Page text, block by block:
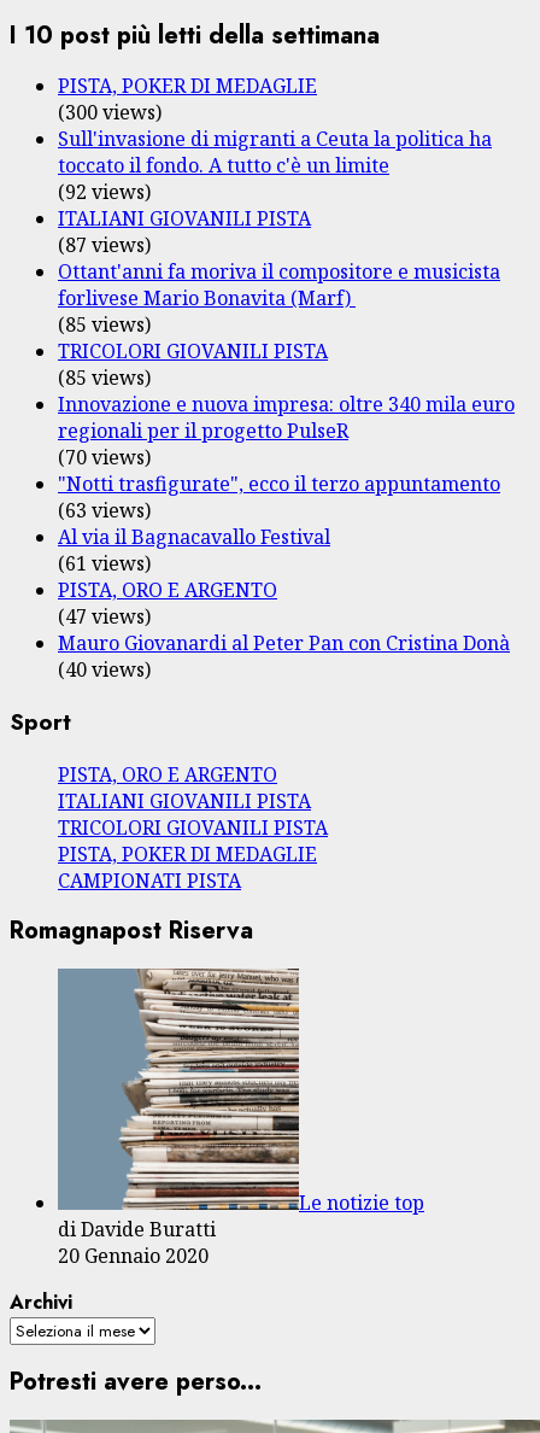
I 10 post più letti della settimana
PISTA, POKER DI MEDAGLIE
(300 views)
Sull'invasione di migranti a Ceuta la politica ha
toccato il fondo. A tutto c'è un limite
(92 views)
ITALIANI GIOVANILI PISTA
(87 views)
Ottant'anni fa moriva il compositore e musicista
forlivese Mario Bonavita (Marf)
(85 views)
TRICOLORI GIOVANILI PISTA
(85 views)
Innovazione e nuova impresa: oltre 340 mila euro
regionali per il progetto PulseR
(70 views)
"Notti trasfigurate", ecco il terzo appuntamento
(63 views)
Al via il Bagnacavallo Festival
(61 views)
PISTA, ORO E ARGENTO
(47 views)
Mauro Giovanardi al Peter Pan con Cristina Donà
(40 views)
Sport
PISTA, ORO E ARGENTO
ITALIANI GIOVANILI PISTA
TRICOLORI GIOVANILI PISTA
PISTA, POKER DI MEDAGLIE
CAMPIONATI PISTA
Romagnapost Riserva
Le notizie top
di Davide Buratti
20 Gennaio 2020
Archivi
Potresti avere perso...